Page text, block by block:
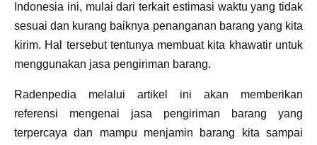
Indonesia ini, mulai dari terkait estimasi waktu yang tidak
sesuai dan kurang baiknya penanganan barang yang kita
kirim. Hal tersebut tentunya membuat kita khawatir untuk
menggunakan jasa pengiriman barang.
Radenpedia melalui artikel ini akan memberikan
referensi mengenai jasa pengiriman barang yang
terpercaya dan mampu menjamin barang kita sampai